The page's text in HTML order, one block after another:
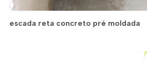
escada reta concreto pré moldada